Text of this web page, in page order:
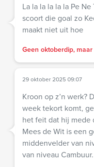
La la la la la la Pe
scoort die goal zo
maakt niet uit hoe
Geen oktoberdip,
29 oktober 2025 09:07
Kroon op z’n werk?
week tekort komt,
het feit dat hij mede
Mees de Wit is een
middenvelder van
van niveau